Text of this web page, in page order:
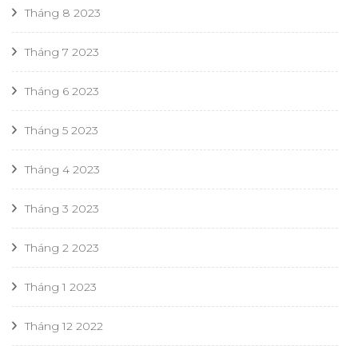
Tháng 8 2023
Tháng 7 2023
Tháng 6 2023
Tháng 5 2023
Tháng 4 2023
Tháng 3 2023
Tháng 2 2023
Tháng 1 2023
Tháng 12 2022